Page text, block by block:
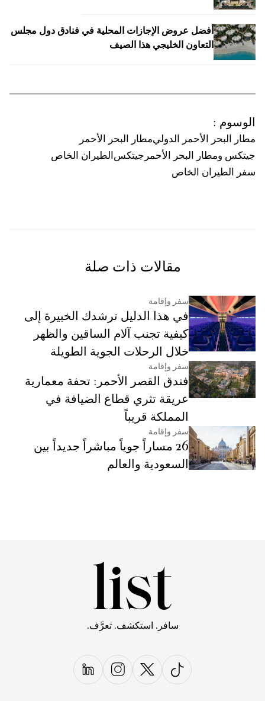
أفضل عروض الإجازات المحلية في فنادق دول مجلس
التعاون الخليجي هذا الصيف
الوسوم :
مطار البحر الأحمر الدوليمطار البحر الأحمر
جيتكس ومطار البحر الأحمر جيتكس الطيران الخاص
سفر الطيران الخاص
مقالات ذات صلة
سفر وإقامة
في هذا الدليل ترشدك الخبيرة إلى
كيفية تجنب آلام الساقين والظهر
خلال الرحلات الجوية الطويلة
سفر وإقامة
فندق القصر الأحمر: تحفة معمارية
عريقة تثري قطاع الضيافة في
المملكة قريباً
سفر وإقامة
26 مساراً جوياً مباشراً جديداً بين
السعودية والعالم
سافر. استكشف. تعرَّف.